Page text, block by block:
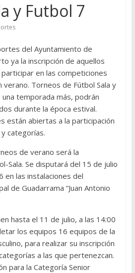
y Futbol 7
del Ayuntamiento de
ya la inscripción de aquellos
en las competiciones
verano. Torneos de Fútbol Sala y
temporada más, podrán
durante la época estival.
están abiertas a la participación
categorías.
de verano será la
Sala. Se disputará del 15 de julio
en las instalaciones del
de Guadarrama “Juan Antonio
hasta el 11 de julio, a las 14:00
los equipos 16 equipos de la
para realizar su inscripción
a las que pertenezcan.
para la Categoría Senior